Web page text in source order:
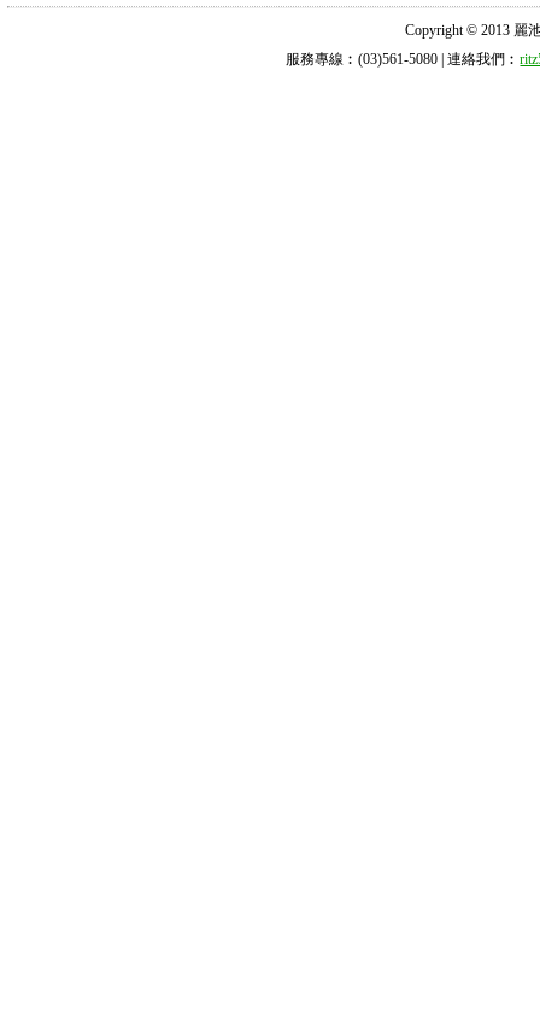
Copyright © 2013 麗
服務專線︰(03)561-5080 | 連絡我們︰